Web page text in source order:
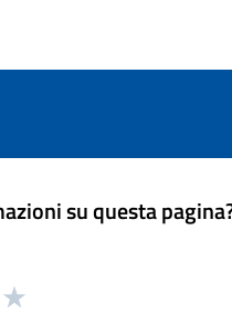
su questa